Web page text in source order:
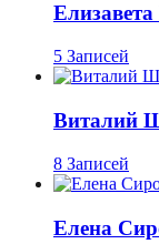
5 Записей
Виталий
8 Записей
Елена